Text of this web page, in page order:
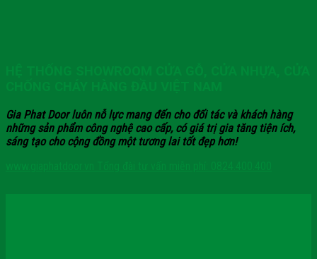
Gia Phat Door luôn nỗ lực mang đến cho đối tác và khách hàng
những sản phẩm công nghệ cao cấp, có giá trị gia tăng tiện ích,
sáng tạo cho cộng đồng một tương lai tốt đẹp hơn!